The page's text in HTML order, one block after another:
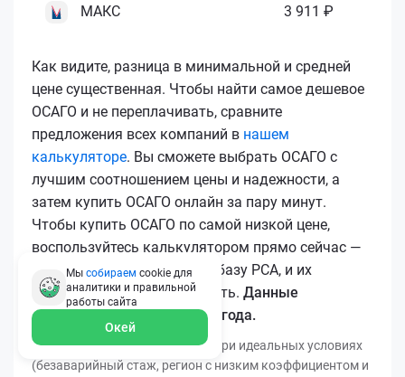
МАКС 3 911 ₽
Как видите, разница в минимальной и средней
цене существенная. Чтобы найти самое дешевое
ОСАГО и не переплачивать, сравните
предложения всех компаний в нашем
калькуляторе. Вы сможете выбрать ОСАГО с
лучшим соотношением цены и надежности, а
затем купить ОСАГО онлайн за пару минут.
Чтобы купить ОСАГО по самой низкой цене,
воспользуйтесь калькулятором прямо сейчас —
все полисы загружаются в базу РСА, и их
подлинность легко проверить. Данные
актуальны для марта 2026 года.
*Минимальная цена получена при идеальных условиях
(безаварийный стаж, регион с низким коэффициентом и
Мы собираем cookie для
аналитики и правильной
работы сайта
Окей